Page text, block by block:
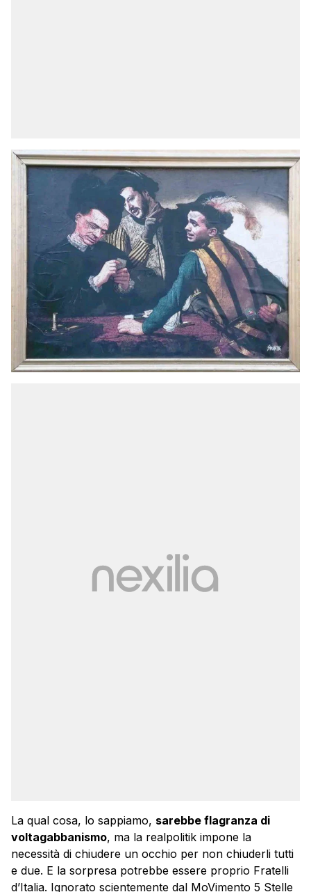
La qual cosa, lo sappiamo, sarebbe flagranza di
voltagabbanismo, ma la realpolitik impone la
necessità di chiudere un occhio per non chiuderli tutti
e due. E la sorpresa potrebbe essere proprio Fratelli
d’Italia. Ignorato scientemente dal MoVimento 5 Stelle